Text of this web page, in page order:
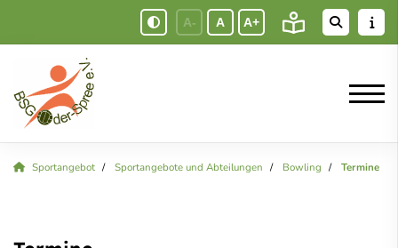
A- A A+
Sportangebot Sportangebote und Abteilungen Bowling Termine